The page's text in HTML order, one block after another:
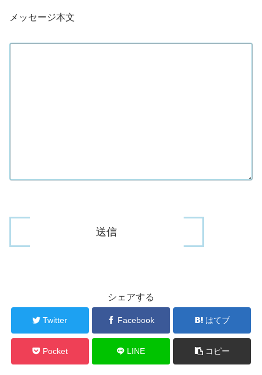
メッセージ本文
シェアする
Twitter Facebook はてブ
Pocket LINE コピー